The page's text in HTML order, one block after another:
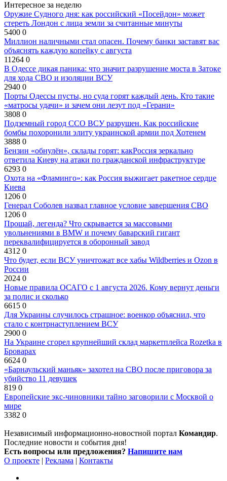
Интересное за неделю
Оружие Судного дня: как российский «Посейдон» может
стереть Лондон с лица земли за считанные минуты
5400 0
Миллион наличными стал опасен. Почему банки заставят вас
объяснять каждую копейку с августа
11264 0
В Одессе дикая паника: что значит разрушение моста в Затоке
для хода СВО и изоляции ВСУ
2940 0
Порты Одессы пусты, но суда горят каждый день. Кто такие
«матросы удачи» и зачем они лезут под «Герани»
3808 0
Подземный город ССО ВСУ разрушен. Как российские
бомбы похоронили элиту украинской армии под Хотенем
3888 0
Бензин «обнулён», склады горят: какРоссия зеркально
ответила Киеву на атаки по гражданской инфраструктуре
6293 0
Охота на «Фламинго»: как Россия выжигает ракетное сердце
Киева
1206 0
Генерал Соболев назвал главное условие завершения СВО
1206 0
Прощай, легенда? Что скрывается за массовыми
увольнениями в BMW и почему баварский гигант
переквалифицируется в оборонный завод
4312 0
Что будет, если ВСУ уничтожат все хабы Wildberries и Ozon в
России
2024 0
Новые правила ОСАГО с 1 августа 2026. Кому вернут деньги
за полис и сколько
6615 0
Для Украины случилось страшное: военкор объяснил, что
стало с контрнаступлением ВСУ
2900 0
На Украине сгорел крупнейший склад маркетплейса Rozetka в
Броварах
6624 0
«Барнаульский маньяк» захотел на СВО после приговора за
убийство 11 девушек
819 0
Европейские экс-чиновники тайно заговорили с Москвой о
мире
3382 0
Независимый информационно-новостной портал Командир.
Последние новости и события дня!
Есть вопросы или предложения? Напишите нам
О проекте | Реклама | Контакты